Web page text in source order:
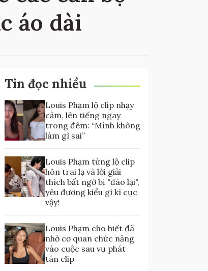
áo dài
Tin đọc nhiều
Louis Phạm lộ clip nhạy
cảm, lên tiếng ngay
trong đêm: “Mình không
làm gì sai”
Louis Phạm từng lộ clip
hôn trai lạ và lời giải
thích bất ngờ bị "đào lại",
yêu đương kiểu gì kì cục
vậy!
Louis Phạm cho biết đã
nhờ cơ quan chức năng
vào cuộc sau vụ phát
tán clip